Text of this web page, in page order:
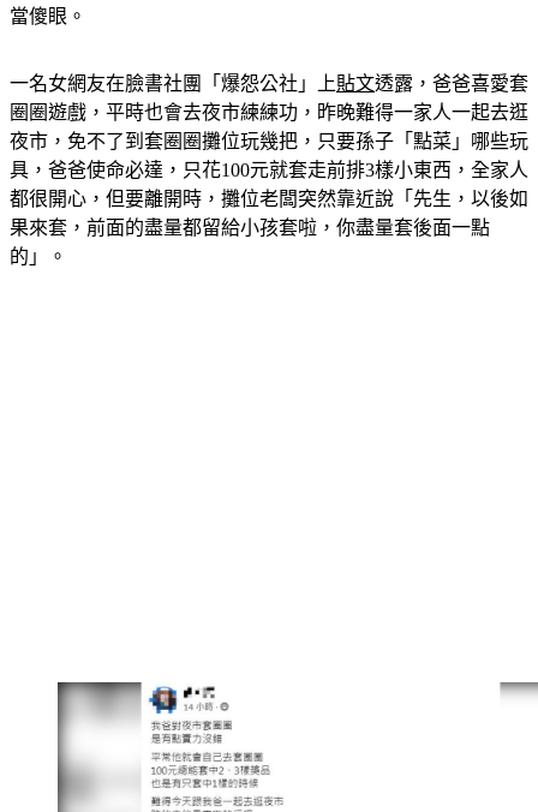
當傻眼。
一名女網友在臉書社團「爆怨公社」上貼文透露，爸爸喜愛套
圈圈遊戲，平時也會去夜市練練功，昨晚難得一家人一起去逛
夜市，免不了到套圈圈攤位玩幾把，只要孫子「點菜」哪些玩
具，爸爸使命必達，只花100元就套走前排3樣小東西，全家人
都很開心，但要離開時，攤位老闆突然靠近說「先生，以後如
果來套，前面的盡量都留給小孩套啦，你盡量套後面一點
的」。